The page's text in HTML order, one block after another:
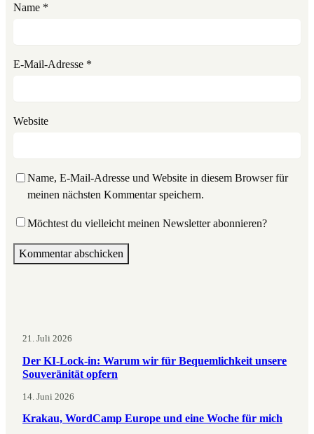
Name *
E-Mail-Adresse *
Website
Name, E-Mail-Adresse und Website in diesem Browser für
meinen nächsten Kommentar speichern.
Möchtest du vielleicht meinen Newsletter abonnieren?
21. Juli 2026
Der KI-Lock-in: Warum wir für Bequemlichkeit unsere
Souveränität opfern
14. Juni 2026
Krakau, WordCamp Europe und eine Woche für mich